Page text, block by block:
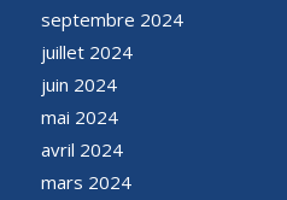
septembre 2024
juillet 2024
juin 2024
mai 2024
avril 2024
mars 2024